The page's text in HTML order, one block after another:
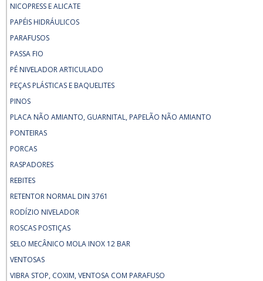
NICOPRESS E ALICATE
PAPÉIS HIDRÁULICOS
PARAFUSOS
PASSA FIO
PÉ NIVELADOR ARTICULADO
PEÇAS PLÁSTICAS E BAQUELITES
PINOS
PLACA NÃO AMIANTO, GUARNITAL, PAPELÃO NÃO AMIANTO
PONTEIRAS
PORCAS
RASPADORES
REBITES
RETENTOR NORMAL DIN 3761
RODÍZIO NIVELADOR
ROSCAS POSTIÇAS
SELO MECÂNICO MOLA INOX 12 BAR
VENTOSAS
VIBRA STOP, COXIM, VENTOSA COM PARAFUSO